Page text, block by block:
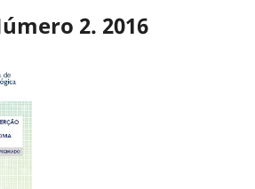
2. 2016